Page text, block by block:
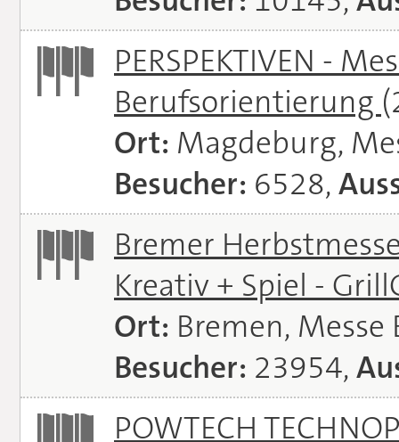
PERSPEKTIVEN -
Berufsorientierung
Ort: Magdeburg,
Besucher: 6528,
Bremer
Kreativ + Spiel -
Ort: Bremen, Messe
Besucher: 23954,
POWTECH